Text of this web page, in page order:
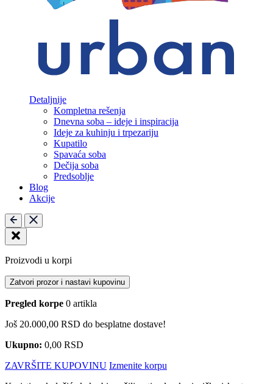
Detaljnije
Kompletna rešenja
Dnevna soba – ideje i inspiracija
Ideje za kuhinju i trpezariju
Kupatilo
Spavaća soba
Dečija soba
Predsoblje
Blog
Akcije
Proizvodi u korpi
Zatvori prozor i nastavi kupovinu
Pregled korpe 0 artikla
Još 20.000,00 RSD do besplatne dostave!
Ukupno: 0,00 RSD
ZAVRŠITE KUPOVINU Izmenite korpu